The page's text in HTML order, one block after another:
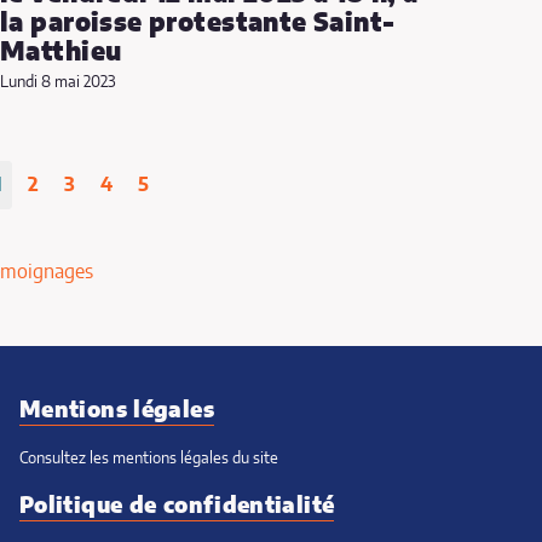
la paroisse protestante Saint-
Matthieu
Lundi 8 mai 2023
2 3 4 5
Mentions légales
Consultez les mentions légales du site
Politique de confidentialité